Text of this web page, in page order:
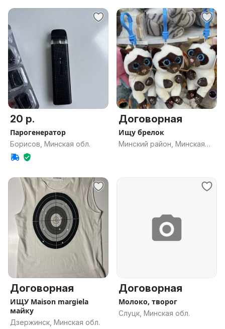
20 р.
Парогенератор
Борисов, Минская обл.
Договорная
Ищу брелок
Минский район, Минская
Договорная
ИЩУ Maison margiela
майку
Дзержинск, Минская обл.
Договорная
Молоко, творог
Слуцк, Минская обл.